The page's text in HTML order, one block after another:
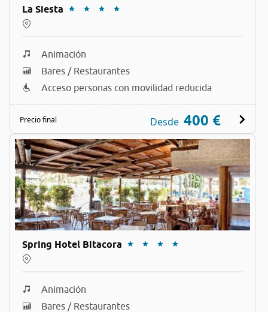
La Siesta
Animación
Bares / Restaurantes
Acceso personas con movilidad reducida
Precio final Desde 400 €
Spring Hotel Bitacora
Animación
Bares / Restaurantes